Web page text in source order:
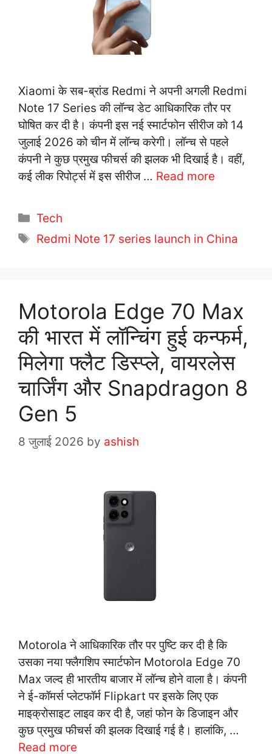
Xiaomi के सब-ब्रांड Redmi ने अपनी अगली Redmi
Note 17 Series की लॉन्च डेट आधिकारिक तौर पर
घोषित कर दी है। कंपनी इस नई स्मार्टफोन सीरीज को 14
जुलाई 2026 को चीन में लॉन्च करेगी। लॉन्च से पहले
कंपनी ने कुछ प्रमुख फीचर्स की झलक भी दिखाई है। वहीं,
कई लीक रिपोर्ट्स में इस सीरीज … Read more
C
a
r
i
e
s
Tech
T
Redmi Note 17 series launch in China
Motorola Edge 70 Max
की भारत में लॉन्चिंग हुई कन्फर्म,
मिलेगा फ्लैट डिस्प्ले, वायरलेस
चार्जिंग और Snapdragon 8
Gen 5
8 जुलाई 2026 by ashish
Motorola ने आधिकारिक तौर पर पुष्टि कर दी है कि
उसका नया फ्लैगशिप स्मार्टफोन Motorola Edge 70
Max जल्द ही भारतीय बाजार में लॉन्च होने वाला है। कंपनी
ने ई-कॉमर्स प्लेटफॉर्म Flipkart पर इसके लिए एक
माइक्रोसाइट लाइव कर दी है, जहां फोन के डिजाइन और
कुछ प्रमुख फीचर्स की झलक दिखाई गई है। हालांकि, …
Read more